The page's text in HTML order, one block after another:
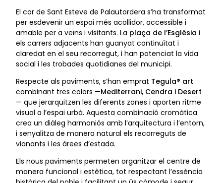
El cor de Sant Esteve de Palautordera s’ha transformat
per esdevenir un espai més acollidor, accessible i
amable per a veïns i visitants. La plaça de l’Església i
els carrers adjacents han guanyat continuïtat i
claredat en el seu recorregut, i han potenciat la vida
social i les trobades quotidianes del municipi.
Respecte als paviments, s’han emprat Tegula® art
combinant tres colors —Mediterrani, Cendra i Desert
— que jerarquitzen les diferents zones i aporten ritme
visual a l’espai urbà. Aquesta combinació cromàtica
crea un diàleg harmoniós amb l’arquitectura i l’entorn,
i senyalitza de manera natural els recorreguts de
vianants i les àrees d’estada.
Els nous paviments permeten organitzar el centre de
manera funcional i estètica, tot respectant l’essència